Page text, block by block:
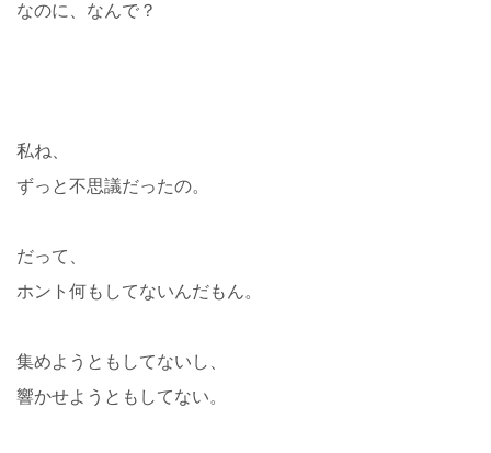
なのに、なんで？
私ね、
ずっと不思議だったの。
だって、
ホント何もしてないんだもん。
集めようともしてないし、
響かせようともしてない。